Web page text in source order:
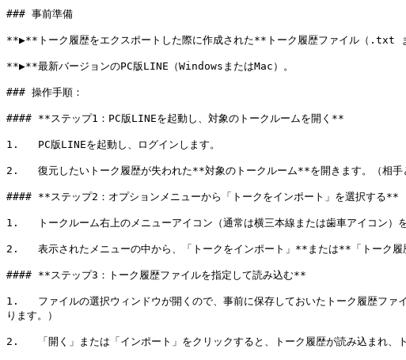
### 事前準備
**▶**トーク履歴をエクスポートした際に作成された**トーク履歴ファイル（.txt
**▶**最新バージョンのPC版LINE（WindowsまたはMac）。
### 操作手順：
#### **ステップ1：PC版LINEを起動し、対象のトークルームを開く**
1.   PC版LINEを起動し、ログインします。
2.   復元したいトーク履歴が失われた**対象のトークルーム**を開きます。（相手
#### **ステップ2：オプションメニューから「トークをインポート」を選択する**
1.   トークルーム右上のメニューアイコン（通常は横三本線または歯車アイコン）を
2.   表示されたメニューの中から、「トークをインポート」**または**「トーク履
#### **ステップ3：トーク履歴ファイルを指定して読み込む**
1.   ファイルの選択ウィンドウが開くので、事前に保存しておいたトーク履歴フ
ります。）
2.   「開く」または「インポート」をクリックすると、トーク履歴が読み込まれ、ト